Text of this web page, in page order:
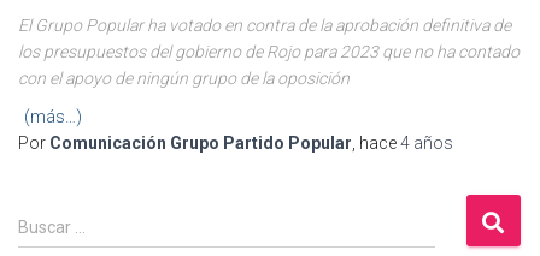
El Grupo Popular ha votado en contra de la aprobación definitiva de
los presupuestos del gobierno de Rojo para 2023 que no ha contado
con el apoyo de ningún grupo de la oposición
(más…)
Por Comunicación Grupo Partido Popular , hace4 años
B
u
Buscar …